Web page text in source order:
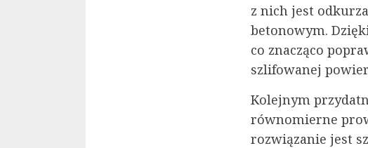
z nich jest
betonowym.
co znacząco
szlifowanej
Kolejnym
równomierne
rozwiązanie jest